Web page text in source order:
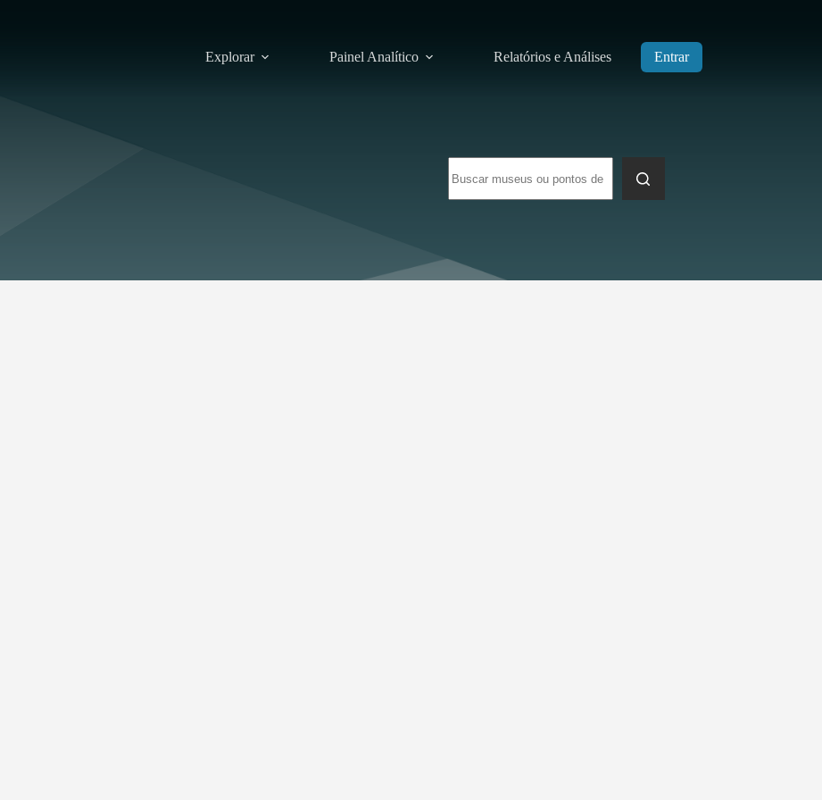
Explorar Painel Analítico Relatórios e Análises Entrar
resultados